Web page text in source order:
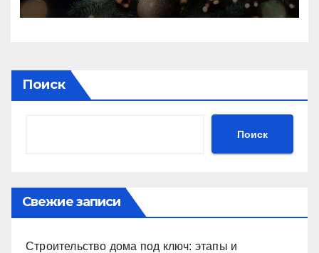
Поиск
Поиск
Свежие записи
Строительство дома под ключ: этапы и